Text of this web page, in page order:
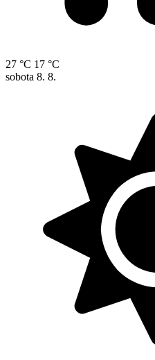
27 °C 17 °C
sobota 8. 8.